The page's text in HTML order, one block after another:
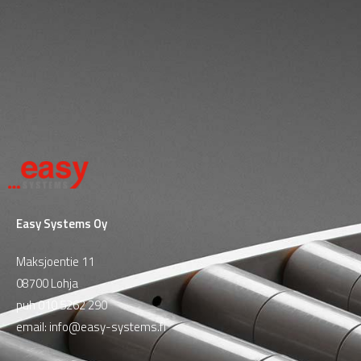
Easy Systems Oy
Maksjoentie 11
08700 Lohja
puh010 5262 290
email: info@easy-systems.fi